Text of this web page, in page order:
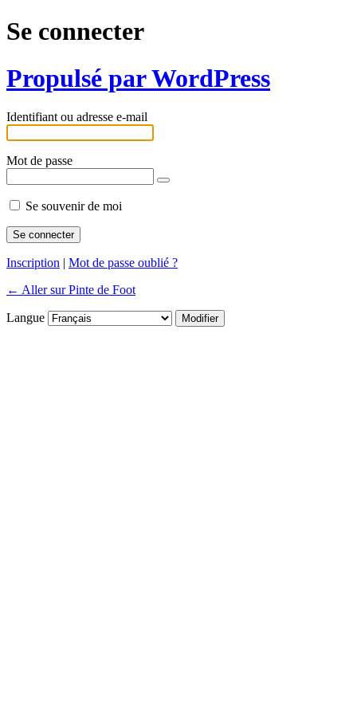
Se connecter
Propulsé par WordPress
Identifiant ou adresse e-mail
Mot de passe
Se souvenir de moi
Inscription | Mot de passe oublié ?
← Aller sur Pinte de Foot
Langue